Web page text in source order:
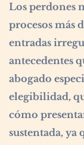
Los perdones
procesos más
entradas
antecedentes
abogado
elegibilidad,
cómo
sustentada,